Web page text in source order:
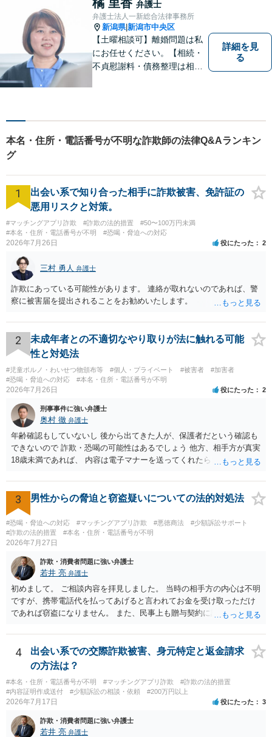
無料】【顧問先企業300社以
上】
橘 里香 弁護士
弁護士法人一新総合法律事務所
新潟県|新潟市中央区
【土曜相談可】離婚問題は私
にお任せください。【相続・
不貞慰謝料・債務整理は相談
く）】
詳細を見
る
本名・住所・電話番号が不明な詐欺師の法律Q&Aランキン
グ
1
出会い系で知り合った相手に詐欺被害、免許証の
悪用リスクと対策。
#マッチングアプリ詐欺 #詐欺の法的措置
#50〜100万円未満
#本名・住所・電話番号が不明
#恐喝・脅迫への対応
2026年7月26日 役にたった 2
三村 勇人 弁護士
詐欺にあっている可能性があります。 連絡が取れないのであれば、警
察に被害届を提出されることをお勧めいたします。
2
未成年者との不適切なやり取りが法に触れる可能
性と対処法
#児童ポルノ・わいせつ物頒布等 #個人・プライベート #被害者
#加害者
#恐喝・脅迫への対応
#本名・住所・電話番号が不明
2026年7月26日 役にたった 2
刑事事件に強い弁護士
奥村 徹 弁護士
年齢確認もしていないし 後から出てきた人が、保護者だという確認も
できないので 詐欺・恐喝の可能性はあるでしょう 他方、相手方が真実
18歳未満であれば、 内容は電子マナーを送ってくれたら自慰行為など
画の尺は10分ほど、服を着たままで胸を触って欲しい、などの要望を
して、要求された金額(1000円程度)の電子マネーを送信してしまいま
した。 そこから、撮影するまで暇なので顔の雰囲気の写真を交換して
欲しい、住んでいる都道府県と区を教えてと言われたので教えたりと
言ったやり取りをしていました。 というやりとりは、青少年条例違反
（わいせつ行為）の疑いがあります。18歳未満と知らなくても処罰可
能です。
3 男性からの脅迫と窃盗疑いについての法的対処法
#恐喝・脅迫への対応 #マッチングアプリ詐欺 #悪徳商法
#少額訴訟サポート
#詐欺の法的措置
#本名・住所・電話番号が不明
2026年7月27日
詐欺・消費者問題に強い弁護士
若井 亮 弁護士
初めまして。 ご相談内容を拝見しました。 当時の相手方の内心は不明
ですが、携帯電話代を払ってあげると言われてお金を受け取っただけ
であれば窃盗になりません。 また、民事上も贈与契約に該当すると思
ず、可能であればブロックをするようにしてください。 ご不安であれ
ば、最寄りの警察署に相談をしても良いかもしれません。 以上、ご参
考になれば幸いです。
4
出会い系での交際詐欺被害、身元特定と返金請求
の方法は？
#本名・住所・電話番号が不明 #マッチングアプリ詐欺
#詐欺の法的措置
#内容証明作成送付
#少額訴訟の相談・依頼 #200万円以上
2026年7月17日 役にたった 3
詐欺・消費者問題に強い弁護士
若井 亮 弁護士